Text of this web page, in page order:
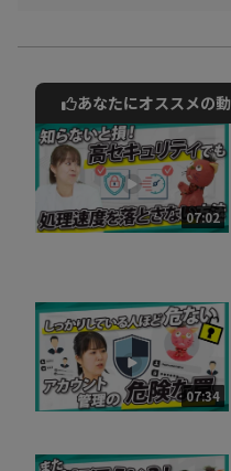
動画でご紹介し
お気軽にご相談
30秒で
相談を
あなたにオススメの
07:02
07:34